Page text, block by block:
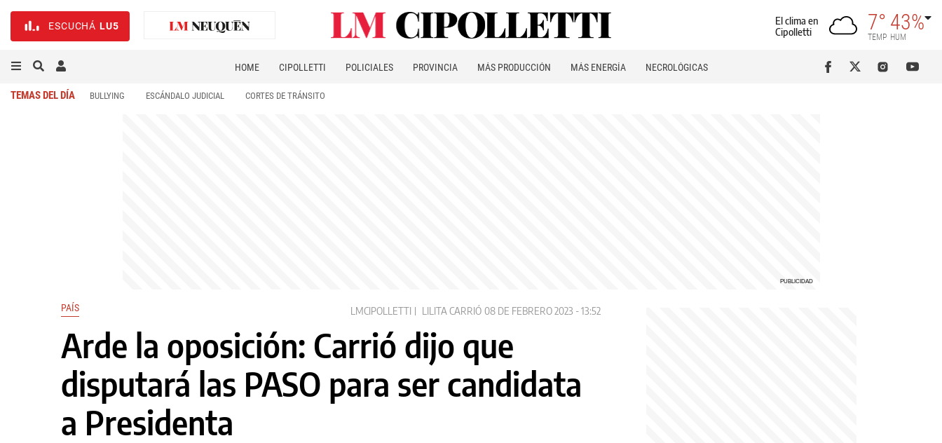
ESCUCHÁ LU5
El clima en
Cipolletti
7°
TEMP
43%
HUM
HOME CIPOLLETTI POLICIALES PROVINCIA MÁS PRODUCCIÓN MÁS ENERGÍA NECROLÓGICAS
TEMAS DEL DÍA BULLYING ESCÁNDALO JUDICIAL CORTES DE TRÁNSITO
PAÍS LMCIPOLLETTI LILITA CARRIÓ 08 DE FEBRERO 2023 - 13:52
Arde la oposición: Carrió dijo que
disputará las PASO para ser candidata
a Presidenta